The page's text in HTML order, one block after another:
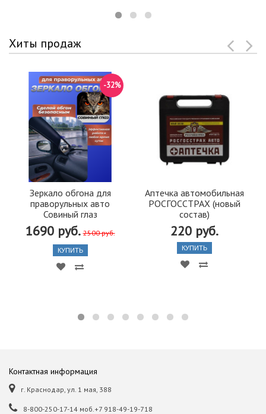
Хиты продаж
Зеркало обгона для
праворульных авто
Совиный глаз
1690 руб. 2500 руб.
-32%
КУПИТЬ
Аптечка автомобильная
РОСГОССТРАХ (новый
состав)
220 руб.
КУПИТЬ
Контактная информация
г. Краснодар, ул. 1 мая, 388
8-800-250-17-14 моб.+7 918-49-19-718